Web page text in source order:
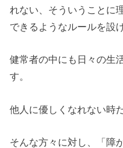
れない、そういうことに
できるようなルールを設
健常者の中にも日々の生
す。
他人に優しくなれない時
そんな方々に対し、「障